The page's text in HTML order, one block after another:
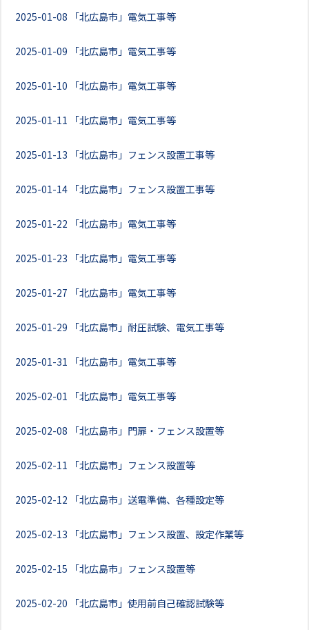
2025-01-08 「北広島市」電気工事等
2025-01-09 「北広島市」電気工事等
2025-01-10 「北広島市」電気工事等
2025-01-11 「北広島市」電気工事等
2025-01-13 「北広島市」フェンス設置工事等
2025-01-14 「北広島市」フェンス設置工事等
2025-01-22 「北広島市」電気工事等
2025-01-23 「北広島市」電気工事等
2025-01-27 「北広島市」電気工事等
2025-01-29 「北広島市」耐圧試験、電気工事等
2025-01-31 「北広島市」電気工事等
2025-02-01 「北広島市」電気工事等
2025-02-08 「北広島市」門扉・フェンス設置等
2025-02-11 「北広島市」フェンス設置等
2025-02-12 「北広島市」送電準備、各種設定等
2025-02-13 「北広島市」フェンス設置、設定作業等
2025-02-15 「北広島市」フェンス設置等
2025-02-20 「北広島市」使用前自己確認試験等